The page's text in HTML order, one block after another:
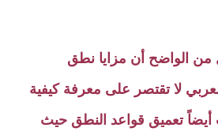
من الواضح أن مزايا نطق
لا تقتصر على معرفة كيفية
أيضاً تعميق قواعد النطق حيث